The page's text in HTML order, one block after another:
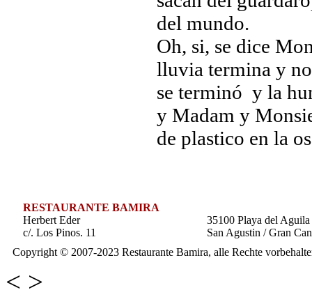
del mundo.
Oh, si, se dice
lluvia termina y no
se terminó y la
y Madam y
de plastico en la
RESTAURANTE BAMIRA
Herbert Eder
c/. Los Pinos. 11
35100 Playa del Aguila
San Agustin / Gran
Copyright © 2007-2023 Restaurante Bamira, alle Rechte
< >